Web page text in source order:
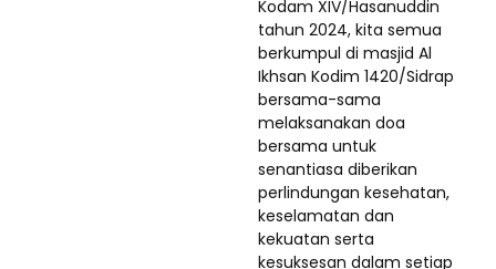
Kodam XIV/Hasanuddin
tahun 2024, kita semua
berkumpul di masjid Al
Ikhsan Kodim 1420/Sidrap
bersama-sama
melaksanakan doa
bersama untuk
senantiasa diberikan
perlindungan kesehatan,
keselamatan dan
kekuatan serta
kesuksesan dalam setiap